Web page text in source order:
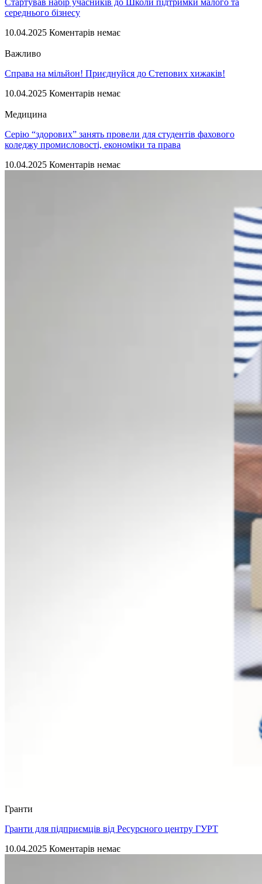
середнього бізнесу
10.04.2025 Коментарів немає
Важливо
Справа на мільйон! Приєднуйся до Степових хижаків!
10.04.2025 Коментарів немає
Медицина
Серію “здорових” занять провели для студентів фахового
коледжу промисловості, економіки та права
10.04.2025 Коментарів немає
Гранти
Гранти для підприємців від Ресурсного центру ГУРТ
10.04.2025 Коментарів немає